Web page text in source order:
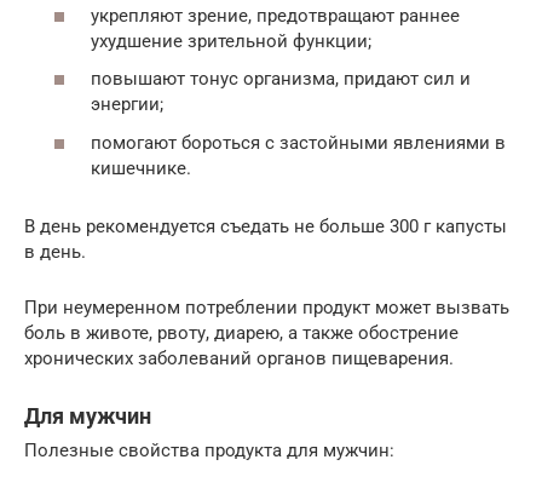
укрепляют зрение, предотвращают раннее
ухудшение зрительной функции;
повышают тонус организма, придают сил и
энергии;
помогают бороться с застойными явлениями в
кишечнике.
В день рекомендуется съедать не больше 300 г капусты
в день.
При неумеренном потреблении продукт может вызвать
боль в животе, рвоту, диарею, а также обострение
хронических заболеваний органов пищеварения.
Для мужчин
Полезные свойства продукта для мужчин: